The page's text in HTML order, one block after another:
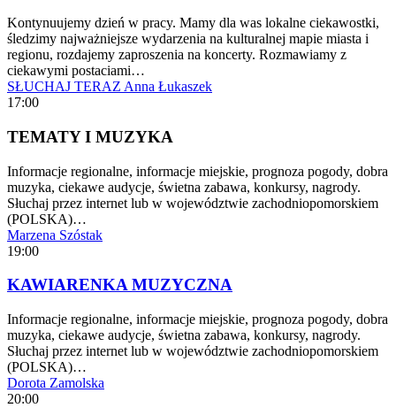
Kontynuujemy dzień w pracy. Mamy dla was lokalne ciekawostki,
śledzimy najważniejsze wydarzenia na kulturalnej mapie miasta i
regionu, rozdajemy zaproszenia na koncerty. Rozmawiamy z
ciekawymi postaciami…
SŁUCHAJ TERAZ Anna Łukaszek
17:00
TEMATY I MUZYKA
Informacje regionalne, informacje miejskie, prognoza pogody, dobra
muzyka, ciekawe audycje, świetna zabawa, konkursy, nagrody.
Słuchaj przez internet lub w województwie zachodniopomorskiem
(POLSKA)…
Marzena Szóstak
19:00
KAWIARENKA MUZYCZNA
Informacje regionalne, informacje miejskie, prognoza pogody, dobra
muzyka, ciekawe audycje, świetna zabawa, konkursy, nagrody.
Słuchaj przez internet lub w województwie zachodniopomorskiem
(POLSKA)…
Dorota Zamolska
20:00